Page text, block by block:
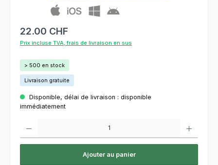
22.00 CHF
Prix incluse TVA, frais de livraison en sus
> 500 en stock
Livraison gratuite
Disponible, délai de livraison : disponible
immédiatement
Ajouter au panier